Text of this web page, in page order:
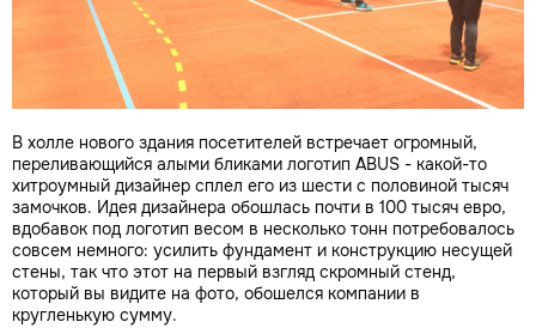
В холле нового здания посетителей встречает огромный,
переливающийся алыми бликами логотип ABUS - какой-то
хитроумный дизайнер сплел его из шести с половиной тысяч
замочков. Идея дизайнера обошлась почти в 100 тысяч евро,
вдобавок под логотип весом в несколько тонн потребовалось
совсем немного: усилить фундамент и конструкцию несущей
стены, так что этот на первый взгляд скромный стенд,
который вы видите на фото, обошелся компании в
кругленькую сумму.